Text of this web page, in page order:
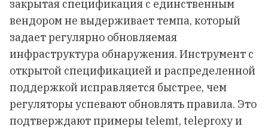
закрытая спецификация с единственным
вендором не выдерживает темпа, который
задает регулярно обновляемая
инфраструктура обнаружения. Инструмент с
открытой спецификацией и распределенной
поддержкой исправляется быстрее, чем
регуляторы успевают обновлять правила. Это
подтверждают примеры telemt, teleproxy и